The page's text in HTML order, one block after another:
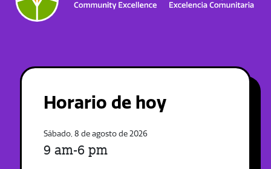
Horario de hoy
Sábado, 8 de agosto de 2026
9 am-6 pm